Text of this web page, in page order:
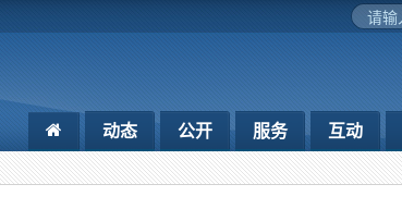
动态 公开 服务 互动